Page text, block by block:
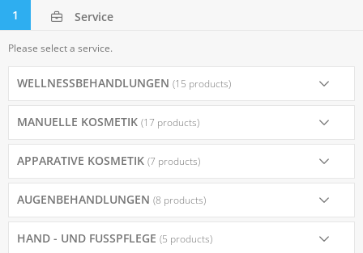
1 Service
Please select a service.
WELLNESSBEHANDLUNGEN (15 products)
MANUELLE KOSMETIK (17 products)
APPARATIVE KOSMETIK (7 products)
AUGENBEHANDLUNGEN (8 products)
HAND - UND FUSSPFLEGE (5 products)